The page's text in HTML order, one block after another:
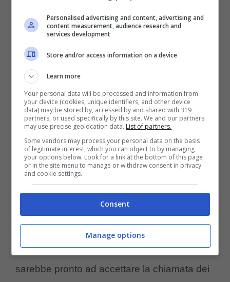
Massimiliano Allegri (Controcalcio.com) – AnsaFoto
La sensazione è che il club prepari il ritorno
in Europa, e vogliainserire in rosa calciatori
che conoscono bene le sensazioni dei
match infrasettimanali. I nomi che circolano
sono indicazioni chiare sulla volontà di
Giuntoli di arricchire la rosa bianconera di
talento ed esperienza e per questo motivo il
ritorno di fiamma per
Lucas Vazquez
arricchisce di novità importanti. Il calciatore
sarebbe pronto ad accettare la chiamata dei
Personalised advertising and content, advertising and
content measurement, audience research and
services development
Store and/or access information on a device
Learn more
Your personal data will be processed and information from
your device (cookies, unique identifiers, and other device
data) may be stored by, accessed by and shared with 319
partners, or used specifically by this site. We and our partners
may use precise geolocation data. List of partners.
Some vendors may process your personal data on the basis
of legitimate interest, which you can object to by managing
your options below. Look for a link at the bottom of this page
or in the site menu to manage or withdraw consent in privacy
and cookie settings.
Consent
Manage options